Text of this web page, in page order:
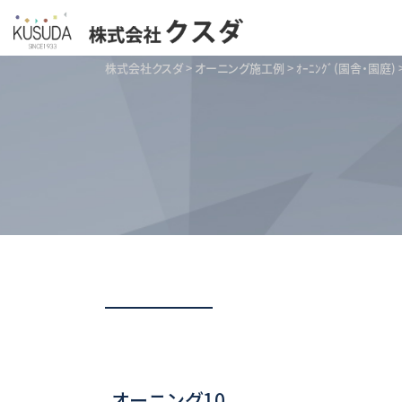
株式会社クスダ> オーニング施工例 > ｵｰﾆﾝｸﾞ(園舎・園庭)